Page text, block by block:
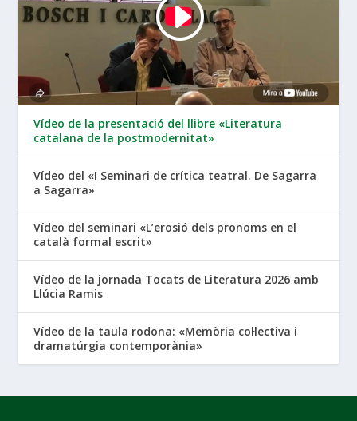
Vídeo de la presentació del llibre «Literatura
catalana de la postmodernitat»
Vídeo del «I Seminari de crítica teatral. De Sagarra
a Sagarra»
Vídeo del seminari «L’erosió dels pronoms en el
català formal escrit»
Vídeo de la jornada Tocats de Literatura 2026 amb
Llúcia Ramis
Vídeo de la taula rodona: «Memòria col·lectiva i
dramatúrgia contemporània»